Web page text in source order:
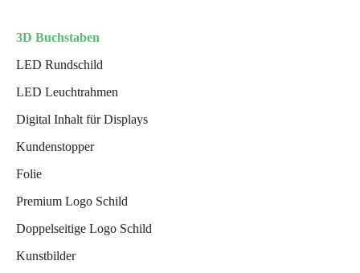
3D Buchstaben
LED Rundschild
LED Leuchtrahmen
Digital Inhalt für Displays
Kundenstopper
Folie
Premium Logo Schild
Doppelseitige Logo Schild
Kunstbilder